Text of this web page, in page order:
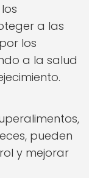
a las
los
a la salud
pueden
y mejorar